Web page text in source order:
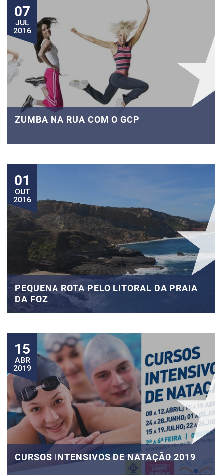
07
JUL
2016
ZUMBA NA RUA COM O GCP
01
OUT
2016
PEQUENA ROTA PELO LITORAL DA PRAIA
DA FOZ
15
ABR
2019
CURSOS INTENSIVOS DE NATAÇÃO 2019